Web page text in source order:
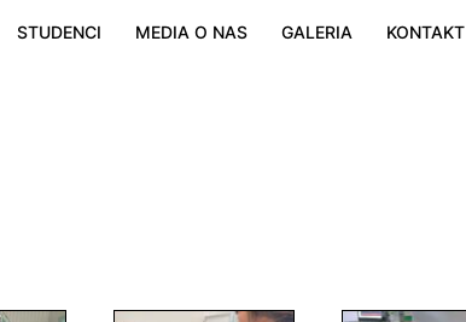
STUDENCI MEDIA O NAS GALERIA KONTAKT